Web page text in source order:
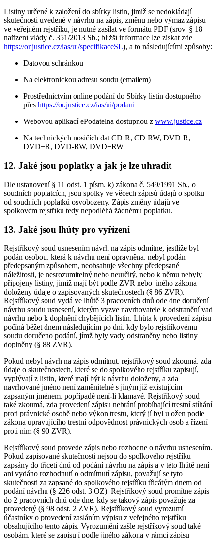
Listiny určené k založení do sbírky listin, jimiž se nedokládají
skutečnosti uvedené v návrhu na zápis, změnu nebo výmaz zápisu
ve veřejném rejstříku, je nutné zasílat ve formátu PDF (srov. § 18
nařízení vlády č. 351/2013 Sb.; bližší informace lze získat zde
https://or.justice.cz/ias/ui/specifikaceSL), a to následujícími způsoby:
Datovou schránkou
Na elektronickou adresu soudu (emailem)
Prostřednictvím online podání do Sbírky listin dostupného
přes https://or.justice.cz/ias/ui/podani
Webovou aplikací ePodatelna dostupnou z www.justice.cz
Na technických nosičích dat CD-R, CD-RW, DVD-R,
DVD+R, DVD-RW, DVD+RW
12. Jaké jsou poplatky a jak je lze uhradit
Dle ustanovení § 11 odst. 1 písm. k) zákona č. 549/1991 Sb., o
soudních poplatcích, jsou spolky ve věcech zápisů údajů o spolku
od soudních poplatků osvobozeny. Zápis změny údajů ve
spolkovém rejstříku tedy nepodléhá žádnému poplatku.
13. Jaké jsou lhůty pro vyřízení
Rejstříkový soud usnesením návrh na zápis odmítne, jestliže byl
podán osobou, která k návrhu není oprávněna, nebyl podán
předepsaným způsobem, neobsahuje všechny předepsané
náležitosti, je nesrozumitelný nebo neurčitý, nebo k němu nebyly
připojeny listiny, jimiž mají být podle ZVR nebo jiného zákona
doloženy údaje o zapisovaných skutečnostech (§ 86 ZVR).
Rejstříkový soud vydá ve lhůtě 3 pracovních dnů ode dne doručení
návrhu soudu usnesení, kterým vyzve navrhovatele k odstranění vad
návrhu nebo k doplnění chybějících listin. Lhůta k provedení zápisu
počíná běžet dnem následujícím po dni, kdy bylo rejstříkovému
soudu doručeno podání, jímž byly vady odstraněny nebo listiny
doplněny (§ 88 ZVR).
Pokud nebyl návrh na zápis odmítnut, rejstříkový soud zkoumá, zda
údaje o skutečnostech, které se do spolkového rejstříku zapisují,
vyplývají z listin, které mají být k návrhu doloženy, a zda
navrhované jméno není zaměnitelné s jiným již existujícím
zapsaným jménem, popřípadě není-li klamavé. Rejstříkový soud
také zkoumá, zda provedení zápisu nebrání probíhající trestní stíhání
proti právnické osobě nebo výkon trestu, který jí byl uložen podle
zákona upravujícího trestní odpovědnost právnických osob a řízení
proti nim (§ 90 ZVR).
Rejstříkový soud provede zápis nebo rozhodne o návrhu usnesením.
Pokud zapisované skutečnosti nejsou do spolkového rejstříku
zapsány do třiceti dnů od podání návrhu na zápis a v této lhůtě není
ani vydáno rozhodnutí o odmítnutí zápisu, považují se tyto
skutečnosti za zapsané do spolkového rejstříku třicátým dnem od
podání návrhu (§ 226 odst. 3 OZ). Rejstříkový soud promítne zápis
do 2 pracovních dnů ode dne, kdy se takový zápis považuje za
provedený (§ 98 odst. 2 ZVR). Rejstříkový soud vyrozumí
účastníky o provedení zasláním výpisu z veřejného rejstříku
obsahujícího tento zápis. Vyrozumění zašle rejstříkový soud také
osobám, které se zapisují podle jiného zákona v rámci zápisu